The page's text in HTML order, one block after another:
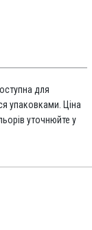
для
упаковками. Ціна
уточнюйте у